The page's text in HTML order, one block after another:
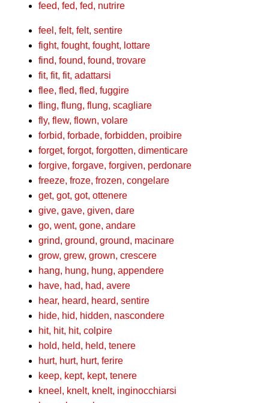
feed, fed, fed, nutrire
feel, felt, felt, sentire
fight, fought, fought, lottare
find, found, found, trovare
fit, fit, fit, adattarsi
flee, fled, fled, fuggire
fling, flung, flung, scagliare
fly, flew, flown, volare
forbid, forbade, forbidden, proibire
forget, forgot, forgotten, dimenticare
forgive, forgave, forgiven, perdonare
freeze, froze, frozen, congelare
get, got, got, ottenere
give, gave, given, dare
go, went, gone, andare
grind, ground, ground, macinare
grow, grew, grown, crescere
hang, hung, hung, appendere
have, had, had, avere
hear, heard, heard, sentire
hide, hid, hidden, nascondere
hit, hit, hit, colpire
hold, held, held, tenere
hurt, hurt, hurt, ferire
keep, kept, kept, tenere
kneel, knelt, knelt, inginocchiarsi